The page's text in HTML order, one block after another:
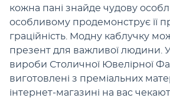
кожна пані знайде чудову
особливому продемонструє її
граційність. Модну каблучку
презент для важливої людини.
вироби Столичної Ювелірної
виготовлені з преміальних
інтернет-магазині на вас